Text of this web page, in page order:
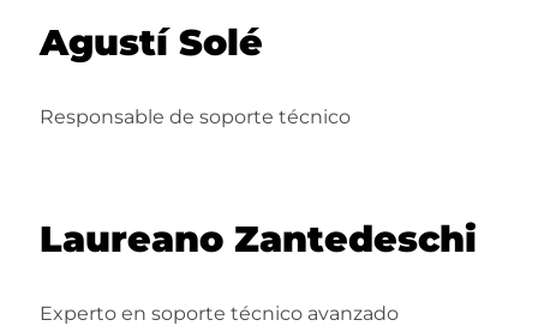
Agustí Solé
Responsable de soporte técnico
Laureano Zantedeschi
Experto en soporte técnico avanzado